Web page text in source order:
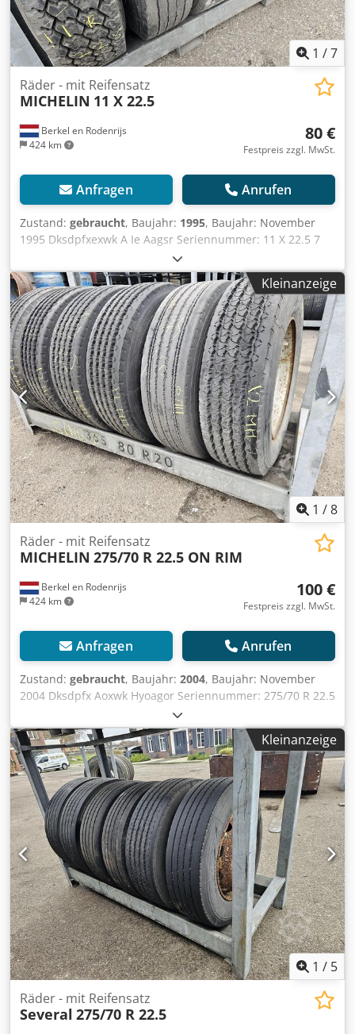
1 /7
Berkel en Rodenrijs
424 km
Räder - mit Reifensatz
MICHELIN 11 X 22.5
80 €
Festpreis zzgl. MwSt.
Anfragen Anrufen
Zustand: gebraucht, Baujahr: 1995, Baujahr: November
1995 Dksdpfxexwk A Ie Aagsr Seriennummer: 11 X 22.5 7
GEBRAUCHTE AUFLIEGER-REIFEN 11 X 22.5, 6 MM
PROFILTIEFE
Kleinanzeige
1 /8
Berkel en Rodenrijs
424 km
Räder - mit Reifensatz
MICHELIN 275/70 R 22.5 ON RIM
100 €
Festpreis zzgl. MwSt.
Anfragen Anrufen
Zustand: gebraucht, Baujahr: 2004, Baujahr: November
2004 Dksdpfx Aoxwk Hyoagor Seriennummer: 275/70 R 22.5
GEBRAUCHTE ANHÄNGERREIFEN FÜR EINZELBEREIFUNG.
Kleinanzeige
1 / 5
Räder - mit Reifensatz
Several 275/70 R 22.5